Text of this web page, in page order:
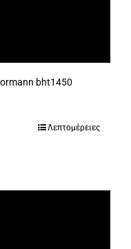
bht1450
Λεπτομέρειες